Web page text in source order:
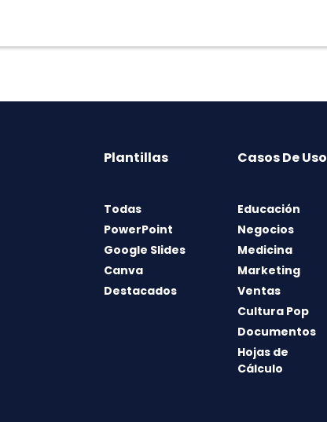
Plantillas
Todas
PowerPoint
Google Slides
Canva
Destacados
Casos De Uso
Educación
Negocios
Medicina
Marketing
Ventas
Cultura Pop
Documentos
Hojas de
Cálculo